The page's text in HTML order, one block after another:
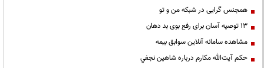
همجنس گرایی در شبکه من و تو
13 توصیه آسان برای رفع بوی بد دهان
مشاهده سامانه آنلاين سوابق بیمه
حكم آيت‌الله مكارم درباره شاهين نجفي